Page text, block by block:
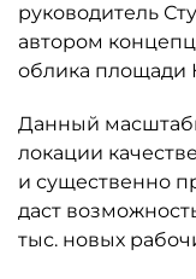
руководитель
автором
облика площади
Данный
локации
и существенно
даст
тыс. новых